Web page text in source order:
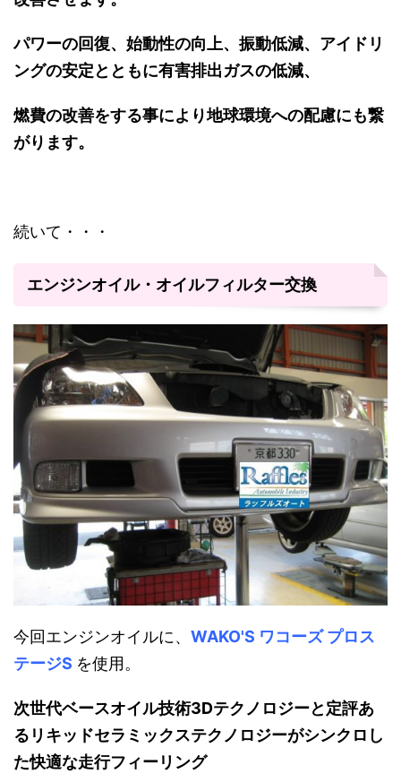
パワーの回復、始動性の向上、振動低減、アイドリ
ングの安定とともに有害排出ガスの低減、
燃費の改善をする事により地球環境への配慮にも繋
がります。
続いて・・・
エンジンオイル・オイルフィルター交換
今回エンジンオイルに、 WAKO'S ワコーズ プロス
テージS を使用。
次世代ベースオイル技術3Dテクノロジーと定評あ
るリキッドセラミックステクノロジーがシンクロし
た快適な走行フィーリング